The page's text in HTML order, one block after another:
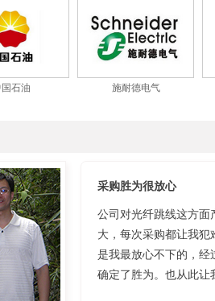
石油 施耐德电气
采购胜为很放心
公司对光纤跳线这方面
大，每次采购都让我犯
是我最放心不下的，经
确定了胜为。也从此让